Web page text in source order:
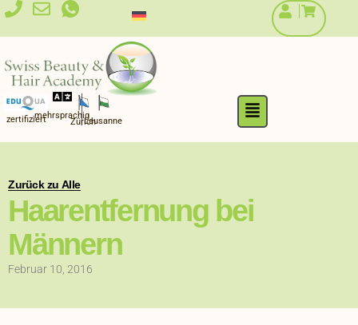
Zum
zertifiziertmehrsprachig
ZürichLausanne
Flyout
Menu
Zurück zu Alle
Haarentfernung bei
Männern
Februar 10, 2016